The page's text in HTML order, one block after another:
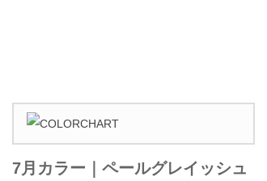
7月カラー｜ペールグレイッシュ